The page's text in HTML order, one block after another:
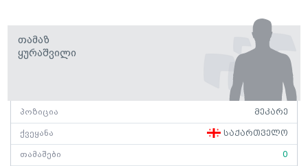
Თამაზ
Ყურაშვილი
პოზიცია მეკარე
ქვეყანა საქართველო
თამაშები 0